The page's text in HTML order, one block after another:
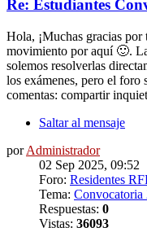
Re: Estudiantes
Hola, ¡Muchas gracias
movimiento por aquí 🙂.
solemos resolverlas
los exámenes, pero el foro
comentas: compartir
Saltar al mensaje
porAdministrador
02 Sep 2025, 09:52
Foro: Residentes
Tema: Convocatoria
Respuestas: 0
Vistas: 36093